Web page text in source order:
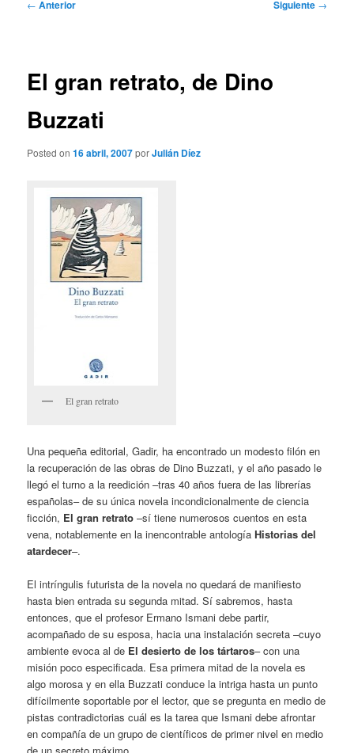
← Anterior Siguiente →
El gran retrato, de Dino
Buzzati
Posted on16 abril, 2007porJulián Díez
El gran retrato
Una pequeña editorial, Gadir, ha encontrado un modesto filón en
la recuperación de las obras de Dino Buzzati, y el año pasado le
llegó el turno a la reedición –tras 40 años fuera de las librerías
españolas– de su única novela incondicionalmente de ciencia
ficción, El gran retrato–sí tiene numerosos cuentos en esta
vena, notablemente en la inencontrable antologíaHistorias del
atardecer–.
El intríngulis futurista de la novela no quedará de manifiesto
hasta bien entrada su segunda mitad. Sí sabremos, hasta
entonces, que el profesor Ermano Ismani debe partir,
acompañado de su esposa, hacia una instalación secreta –cuyo
ambiente evoca al de El desierto de los tártaros– con una
misión poco especificada. Esa primera mitad de la novela es
algo morosa y en ella Buzzati conduce la intriga hasta un punto
difícilmente soportable por el lector, que se pregunta en medio de
pistas contradictorias cuál es la tarea que Ismani debe afrontar
en compañía de un grupo de científicos de primer nivel en medio
de un secreto máximo.